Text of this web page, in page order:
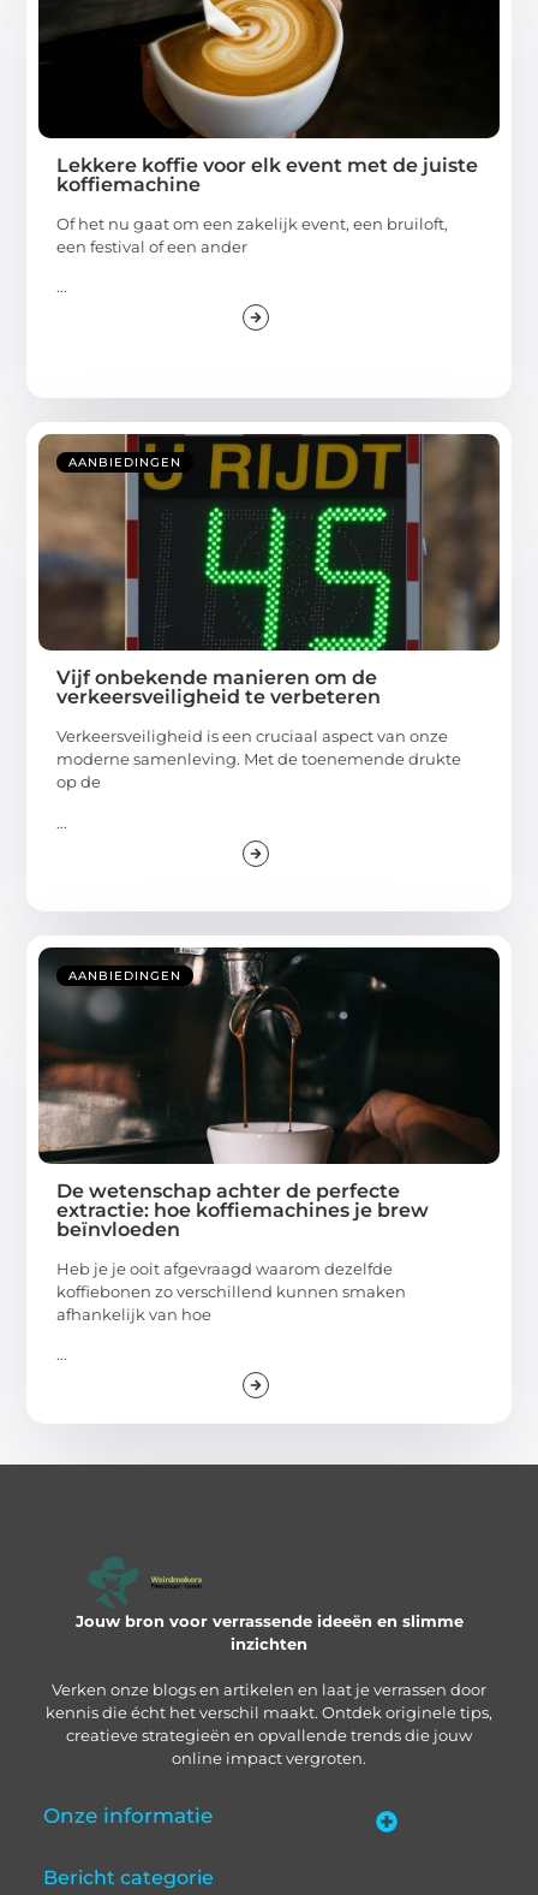
Lekkere koffie voor elk event met de juiste
koffiemachine
Of het nu gaat om een zakelijk event, een bruiloft,
een festival of een ander
...
AANBIEDINGEN
Vijf onbekende manieren om de
verkeersveiligheid te verbeteren
Verkeersveiligheid is een cruciaal aspect van onze
moderne samenleving. Met de toenemende drukte
op de
...
AANBIEDINGEN
De wetenschap achter de perfecte
extractie: hoe koffiemachines je brew
beïnvloeden
Heb je je ooit afgevraagd waarom dezelfde
koffiebonen zo verschillend kunnen smaken
afhankelijk van hoe
...
Jouw bron voor verrassende ideeën en slimme
inzichten
Verken onze blogs en artikelen en laat je verrassen door
kennis die écht het verschil maakt. Ontdek originele tips,
creatieve strategieën en opvallende trends die jouw
online impact vergroten.
Onze informatie
Bericht categorie